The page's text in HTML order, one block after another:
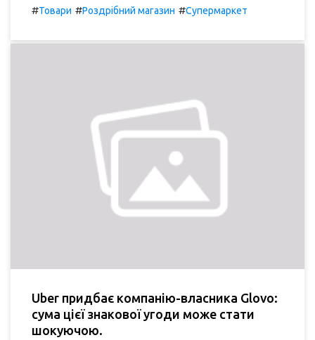
#Товари #Роздрібний магазин #Супермаркет
Uber придбає компанію-власника Glovo:
сума цієї знакової угоди може стати
шокуючою.